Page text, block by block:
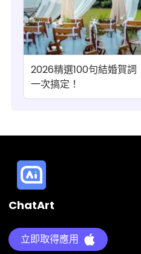
2026精選100句結婚賀詞
一次搞定！
ChatArt
立即取得應用